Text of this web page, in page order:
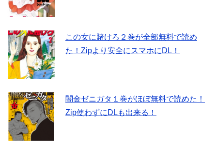
この女に賭けろ２巻が全部無料で読め
た！Zipより安全にスマホにDL！
闇金ゼニガタ１巻がほぼ無料で読めた！
Zip使わずにDLも出来る！